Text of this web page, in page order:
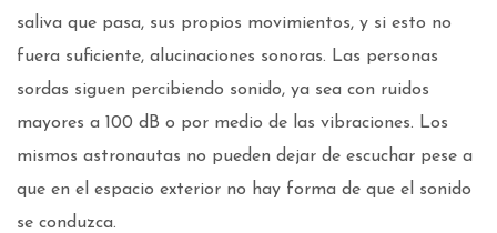
saliva que pasa, sus propios movimientos, y si esto no
fuera suficiente, alucinaciones sonoras. Las personas
sordas siguen percibiendo sonido, ya sea con ruidos
mayores a 100 dB o por medio de las vibraciones. Los
mismos astronautas no pueden dejar de escuchar pese a
que en el espacio exterior no hay forma de que el sonido
se conduzca.